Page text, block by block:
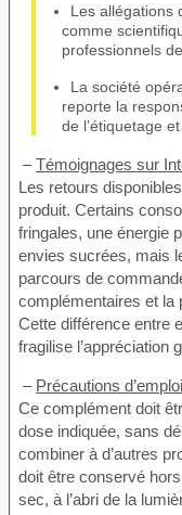
Les allégations
comme
professionnels
La société
reporte la
de l’étiquetage
–Témoignages sur
Les retours
produit. Certains
fringales, une énergie
envies sucrées, mais
parcours de
complémentaires et la
Cette différence entre
fragilise l’appréciation
– Précautions d’emploi
Ce complément doit
dose indiquée, sans
combiner à d’autres
doit être conservé
sec, à l’abri de la